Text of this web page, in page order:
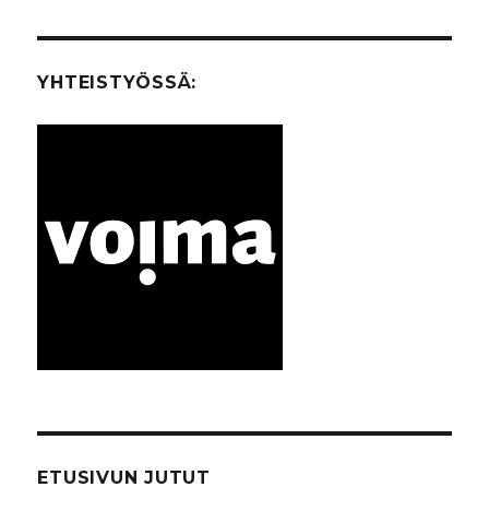
trauma
YHTEISTYÖSSÄ:
ETUSIVUN JUTUT